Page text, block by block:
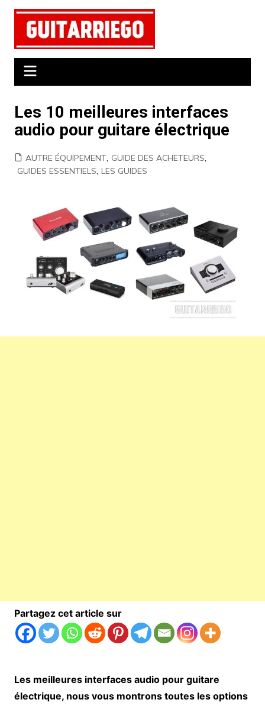
Aller
contenu
Les 10 meilleures interfaces
audio pour guitare électrique
AUTRE ÉQUIPEMENT, GUIDE DES ACHETEURS,
GUIDES ESSENTIELS, LES GUIDES
Partagez cet article sur
Les meilleures interfaces audio pour guitare
électrique, nous vous montrons toutes les options